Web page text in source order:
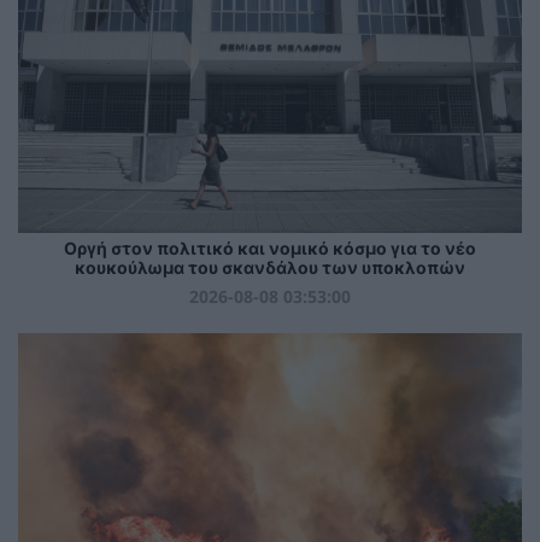
Οργή στον πολιτικό και νομικό κόσμο για το νέο
κουκούλωμα του σκανδάλου των υποκλοπών
2026-08-08 03:53:00